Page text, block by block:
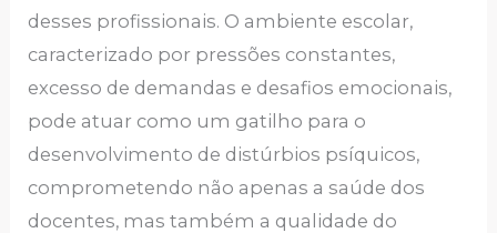
desses profissionais. O ambiente escolar,
caracterizado por pressões constantes,
excesso de demandas e desafios emocionais,
pode atuar como um gatilho para o
desenvolvimento de distúrbios psíquicos,
comprometendo não apenas a saúde dos
docentes, mas também a qualidade do